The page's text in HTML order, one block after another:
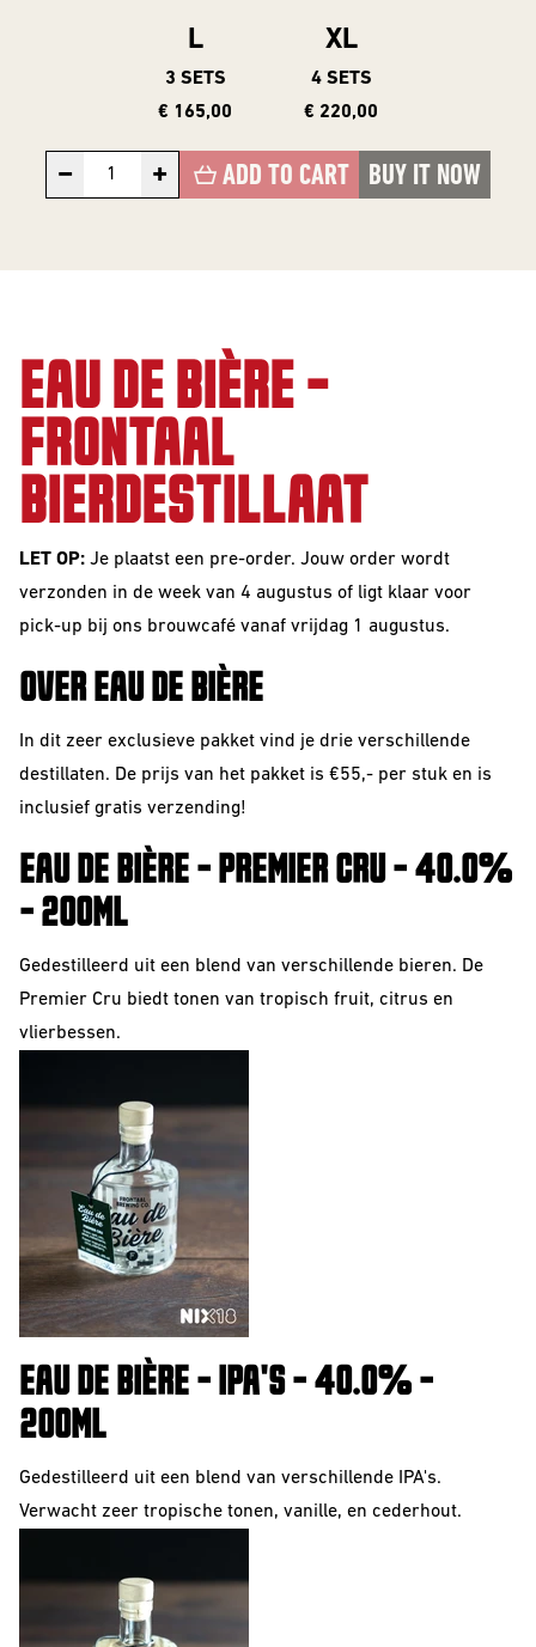
Great Minds
Smooth
Criminals
Editions
BEER
All Styles
Alcohol Vrij /
Arm
Donkere
Sour
Beerclub
Join our beerclub
now!
Rental
L
3 SETS
€ 165,00
XL
4 SETS
€ 220,00
− + ADD TO CART BUY IT NOW
EAU DE BIÈRE -
FRONTAAL
BIERDESTILLAAT
LET OP: Je plaatst een pre-order. Jouw order wordt
verzonden in de week van 4 augustus of ligt klaar voor
pick-up bij ons brouwcafé vanaf vrijdag 1 augustus.
OVER EAU DE BIÈRE
In dit zeer exclusieve pakket vind je drie verschillende
destillaten. De prijs van het pakket is €55,- per stuk en is
inclusief gratis verzending!
EAU DE BIÈRE - PREMIER CRU - 40.0%
- 200ML
Gedestilleerd uit een blend van verschillende bieren. De
Premier Cru biedt tonen van tropisch fruit, citrus en
vlierbessen.
EAU DE BIÈRE - IPA'S - 40.0% -
200ML
Gedestilleerd uit een blend van verschillende IPA's.
Verwacht zeer tropische tonen, vanille, en cederhout.